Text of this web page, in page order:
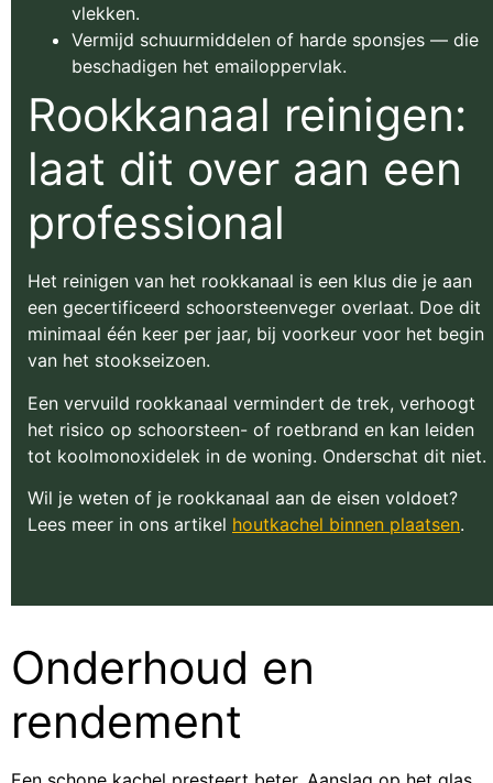
vlekken.
Vermijd schuurmiddelen of harde sponsjes — die
beschadigen het emailoppervlak.
Rookkanaal reinigen:
laat dit over aan een
professional
Het reinigen van het rookkanaal is een klus die je aan
een gecertificeerd schoorsteenveger overlaat. Doe dit
minimaal één keer per jaar, bij voorkeur voor het begin
van het stookseizoen.
Een vervuild rookkanaal vermindert de trek, verhoogt
het risico op schoorsteen- of roetbrand en kan leiden
tot koolmonoxidelek in de woning. Onderschat dit niet.
Wil je weten of je rookkanaal aan de eisen voldoet?
Lees meer in ons artikel houtkachel binnen plaatsen.
Onderhoud en
rendement